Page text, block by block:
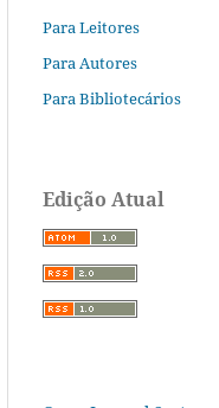
Para Leitores
Para Autores
Para Bibliotecários
Edição Atual